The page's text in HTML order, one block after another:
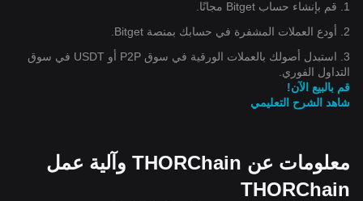
1. قم بإنشاء حساب Bitget مجانًا.
2. أودع العملات المشفرة في حسابك بمنصة Bitget.
3. استبدل أصولك بالعملات الورقية في سوق P2P أو USDT في سوق
التداول الفوري.
قم بالبيع الآن!
شاهد الشرح التعليمي
معلومات عن THORChain وآلية عمل
THORChain